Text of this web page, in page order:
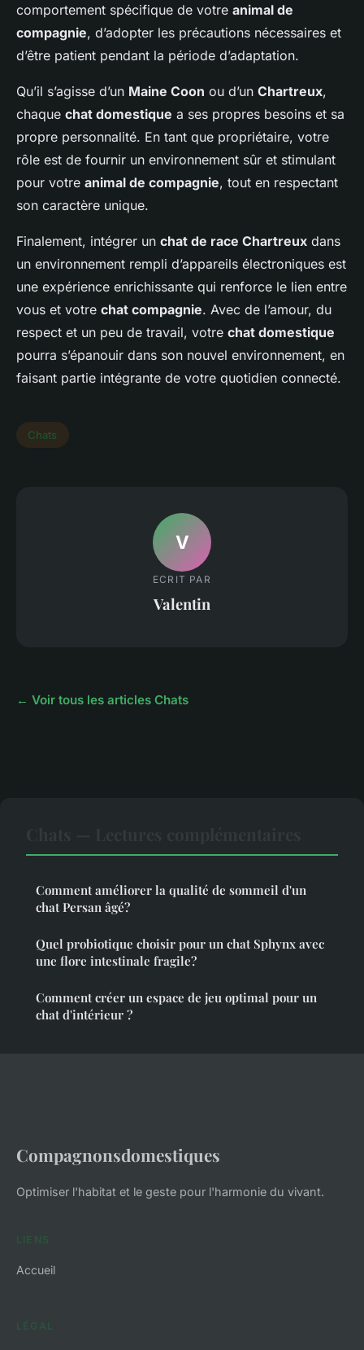
comportement spécifique de votre animal de
compagnie, d’adopter les précautions nécessaires et
d’être patient pendant la période d’adaptation.
Qu’il s’agisse d’un Maine Coon ou d’un Chartreux,
chaque chat domestique a ses propres besoins et sa
propre personnalité. En tant que propriétaire, votre
rôle est de fournir un environnement sûr et stimulant
pour votre animal de compagnie, tout en respectant
son caractère unique.
Finalement, intégrer un chat de race Chartreux dans
un environnement rempli d’appareils électroniques est
une expérience enrichissante qui renforce le lien entre
vous et votre chat compagnie. Avec de l’amour, du
respect et un peu de travail, votre chat domestique
pourra s’épanouir dans son nouvel environnement, en
faisant partie intégrante de votre quotidien connecté.
Chats
V
ECRIT PAR
Valentin
← Voir tous les articles Chats
Comment améliorer la qualité de sommeil d'un
chat Persan âgé?
Quel probiotique choisir pour un chat Sphynx avec
une flore intestinale fragile?
Comment créer un espace de jeu optimal pour un
chat d'intérieur ?
Compagnonsdomestiques
Optimiser l'habitat et le geste pour l'harmonie du vivant.
LIENS
Accueil
LÉGAL